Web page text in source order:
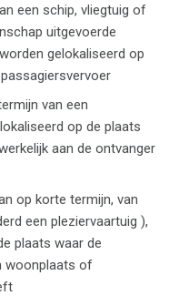
een schip, vliegtuig of
uitgevoerde
gelokaliseerd op
van een
op de plaats
aan de ontvanger
op korte termijn, van
een pleziervaartuig ),
plaats waar de
woonplaats of